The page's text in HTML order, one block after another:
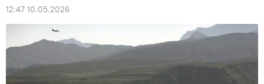
12:47 10.05.2026